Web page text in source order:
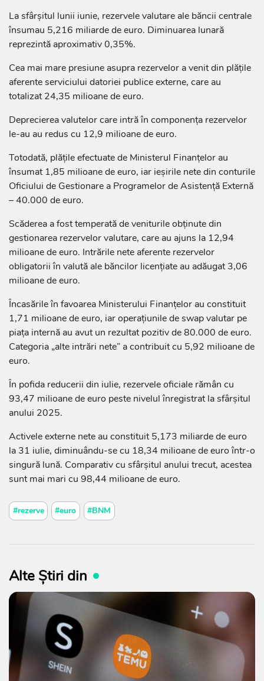
La sfârșitul lunii iunie, rezervele valutare ale băncii centrale
însumau 5,216 miliarde de euro. Diminuarea lunară
reprezintă aproximativ 0,35%.
Cea mai mare presiune asupra rezervelor a venit din plățile
aferente serviciului datoriei publice externe, care au
totalizat 24,35 milioane de euro.
Deprecierea valutelor care intră în componența rezervelor
le-au au redus cu 12,9 milioane de euro.
Totodată, plățile efectuate de Ministerul Finanțelor au
însumat 1,85 milioane de euro, iar ieșirile nete din conturile
Oficiului de Gestionare a Programelor de Asistență Externă
– 40.000 de euro.
Scăderea a fost temperată de veniturile obținute din
gestionarea rezervelor valutare, care au ajuns la 12,94
milioane de euro. Intrările nete aferente rezervelor
obligatorii în valută ale băncilor licențiate au adăugat 3,06
milioane de euro.
Încasările în favoarea Ministerului Finanțelor au constituit
1,71 milioane de euro, iar operațiunile de swap valutar pe
piața internă au avut un rezultat pozitiv de 80.000 de euro.
Categoria „alte intrări nete” a contribuit cu 5,92 milioane de
euro.
În pofida reducerii din iulie, rezervele oficiale rămân cu
93,47 milioane de euro peste nivelul înregistrat la sfârșitul
anului 2025.
Activele externe nete au constituit 5,173 miliarde de euro
la 31 iulie, diminuându-se cu 18,34 milioane de euro într-o
singură lună. Comparativ cu sfârșitul anului trecut, acestea
sunt mai mari cu 98,44 milioane de euro.
#rezerve #euro #BNM
Alte Știri din